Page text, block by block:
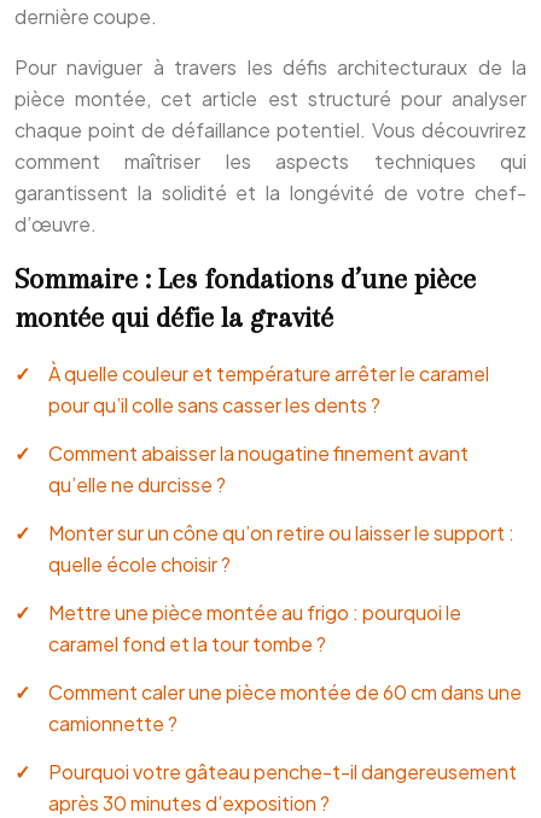
dernière coupe.
Pour naviguer à travers les défis architecturaux de la
pièce montée, cet article est structuré pour analyser
chaque point de défaillance potentiel. Vous découvrirez
comment maîtriser les aspects techniques qui
garantissent la solidité et la longévité de votre chef-
d’œuvre.
Sommaire : Les fondations d’une pièce
montée qui défie la gravité
À quelle couleur et température arrêter le caramel
pour qu’il colle sans casser les dents ?
Comment abaisser la nougatine finement avant
qu’elle ne durcisse ?
Monter sur un cône qu’on retire ou laisser le support :
quelle école choisir ?
Mettre une pièce montée au frigo : pourquoi le
caramel fond et la tour tombe ?
Comment caler une pièce montée de 60 cm dans une
camionnette ?
Pourquoi votre gâteau penche-t-il dangereusement
après 30 minutes d’exposition ?